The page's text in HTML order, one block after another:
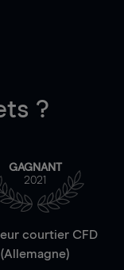
?
GAGNANT
2021
courtier CFD
(Allemagne)